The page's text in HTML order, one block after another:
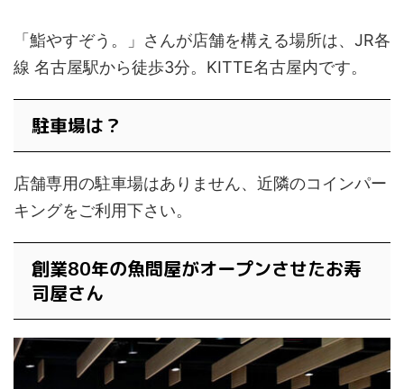
「鮨やすぞう。」さんが店舗を構える場所は、JR各
線 名古屋駅から徒歩3分。KITTE名古屋内です。
駐車場は？
店舗専用の駐車場はありません、近隣のコインパー
キングをご利用下さい。
創業80年の魚問屋がオープンさせたお寿
司屋さん